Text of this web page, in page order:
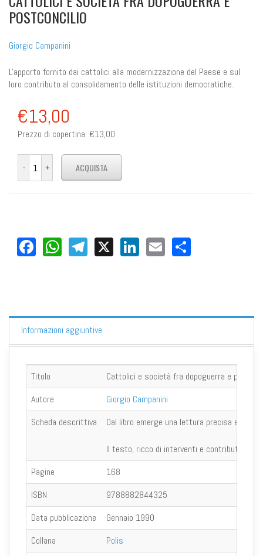
POSTCONCILIO
Giorgio Campanini
L'apporto fornito dai cattolici alla modernizzazione del Paese e sul
loro contributo al consolidamento delle istituzioni democratiche.
€13,00
Prezzo di copertina: €13,00
Facebook
WhatsApp
Telegram
X LinkedIn
Email
Informazioni aggiuntive
Titolo
Cattolici e società fra dopoguerra e
Autore
Giorgio Campanini
Scheda descrittiva
Dal libro emerge una lettura precisa ed
Il testo, ricco di interventi e contributi tratti
Pagine
168
ISBN
9788882844325
Data pubblicazione
Gennaio 1990
Collana
Polis